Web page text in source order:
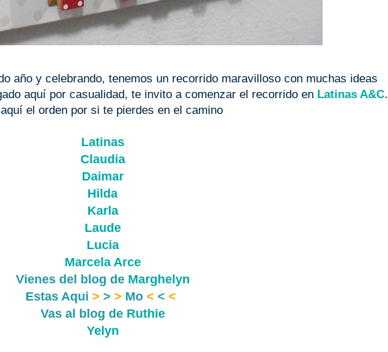
año y celebrando, tenemos un recorrido maravilloso con muchas ideas
aquí por casualidad, te invito a comenzar el recorrido en Latinas A&C.
el orden por si te pierdes en el camino
Latinas
Claudia
Daimar
Hilda
Karla
Laude
Lucia
Marcela Arce
Vienes del blog de Marghelyn
Estas Aqui > > > Mo < < <
Vas al blog de Ruthie
Yelyn